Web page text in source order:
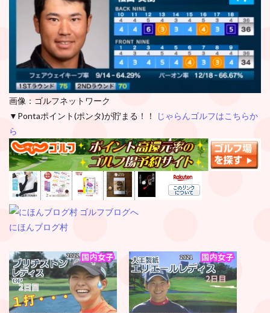
画像：ゴルフネットワーク
▼Pontaポイント(ポンタ)が貯まる！！
じゃらんゴルフはこちらか
ら
にほんブログ村